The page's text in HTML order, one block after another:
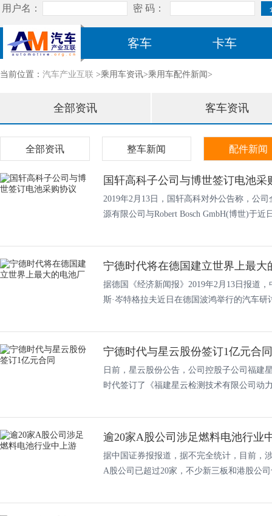
客车 卡车
当前位置： 汽车产业互联 >乘用车资讯>乘用车配件新闻>
全部资讯 客车资讯
全部资讯 整车新闻 配件新闻
国轩高科子公司与博世签订电池采
2019年2月13日，国轩高科对外公告称，公
源有限公司与Robert Bosch GmbH(博世)于近
宁德时代将在德国建立世界上最大
据德国《经济新闻报》2019年2月13日报道
斯·岑特格拉夫近日在德国波鸿举行的汽车研
宁德时代与星云股份签订1亿元合同
日前，星云股份公告，公司控股子公司福建
时代签订了《福建星云检测技术有限公司动
逾20家A股公司涉足燃料电池行业
据中国证券报报道，据不完全统计，目前，
A股公司已超过20家，不少新三板和港股公